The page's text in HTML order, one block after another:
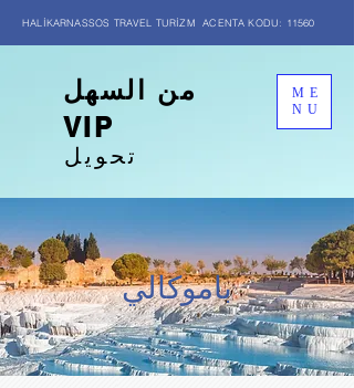
تحويل
من السهل
VIP
ME
NU
HALİKARNASSOS TRAVEL TURİZM ACENTA KODU: 11560
باموكالي